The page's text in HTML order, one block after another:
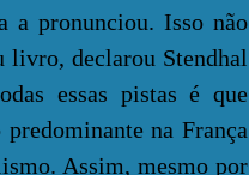
a pronunciou. Isso não
livro, declarou Stendhal
essas pistas é que
na França
Assim, mesmo por